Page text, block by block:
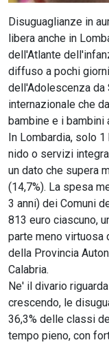
Disuguaglianze in
libera anche in
dell'Atlante
diffuso a pochi
dell'Adolescenza da
internazionale che
bambine e i bambini
In Lombardia, solo
nido o servizi
un dato che supera
(14,7%). La spesa
3 anni) dei Comuni
813 euro ciascuno,
parte meno virtuosa
della Provincia
Calabria.
Ne' il divario
crescendo, le
36,3% delle classi
tempo pieno, con